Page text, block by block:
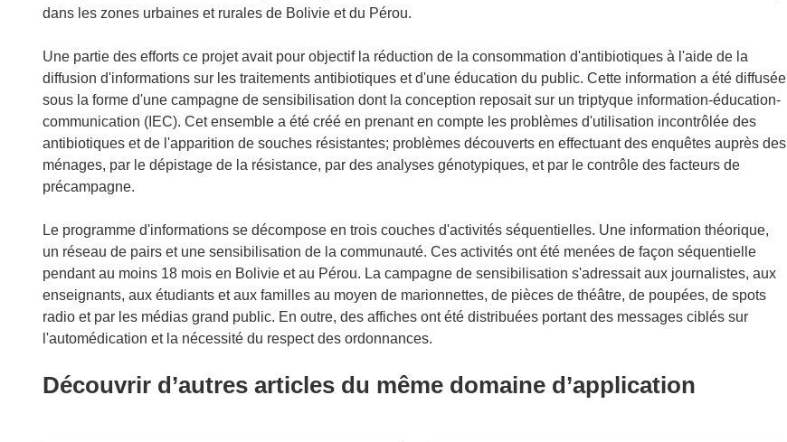
dans les zones urbaines et rurales de Bolivie et du Pérou.
Une partie des efforts ce projet avait pour objectif la réduction de la consommation d'antibiotiques à l'aide de la
diffusion d'informations sur les traitements antibiotiques et d'une éducation du public. Cette information a été diffusée
sous la forme d'une campagne de sensibilisation dont la conception reposait sur un triptyque information-éducation-
communication (IEC). Cet ensemble a été créé en prenant en compte les problèmes d'utilisation incontrôlée des
antibiotiques et de l'apparition de souches résistantes; problèmes découverts en effectuant des enquêtes auprès des
ménages, par le dépistage de la résistance, par des analyses génotypiques, et par le contrôle des facteurs de
précampagne.
Le programme d'informations se décompose en trois couches d'activités séquentielles. Une information théorique,
un réseau de pairs et une sensibilisation de la communauté. Ces activités ont été menées de façon séquentielle
pendant au moins 18 mois en Bolivie et au Pérou. La campagne de sensibilisation s'adressait aux journalistes, aux
enseignants, aux étudiants et aux familles au moyen de marionnettes, de pièces de théâtre, de poupées, de spots
radio et par les médias grand public. En outre, des affiches ont été distribuées portant des messages ciblés sur
l'automédication et la nécessité du respect des ordonnances.
Découvrir d’autres articles du même domaine d’application